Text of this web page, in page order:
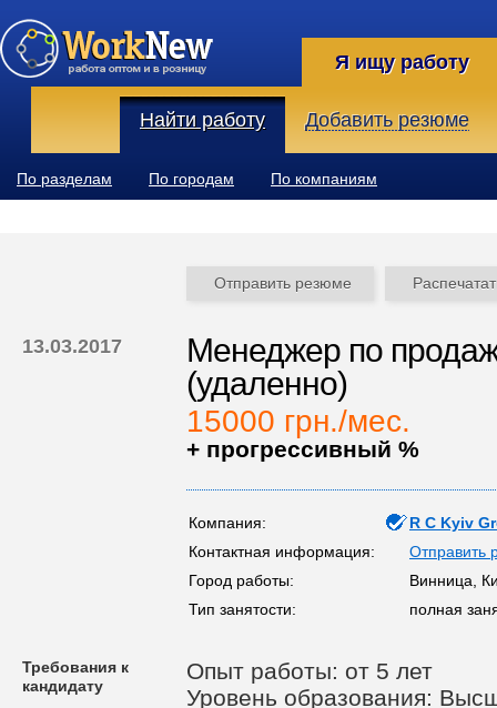
Я ищу работу
Найти работу Добавить резюме
По разделам По городам По компаниям
Отправить резюме
13.03.2017
Менеджер по
(удаленно)
15000 грн./мес.
+ прогрессивный %
Компания:
R C Kyiv
Контактная информация:
Отправить
Город работы:
Винница,
Тип занятости:
полная
Требования к
кандидату
Опыт работы: от 5 лет
Уровень образования: